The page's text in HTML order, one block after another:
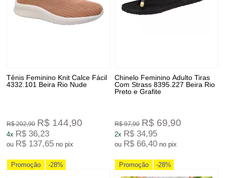
Tênis Feminino Knit Calce Fácil
4332.101 Beira Rio Nude
R$ 202,90 R$ 144,90
4x R$ 36,23
ou R$ 137,65 no pix
Chinelo Feminino Adulto Tiras
Com Strass 8395.227 Beira Rio
Preto e Grafite
R$ 97,90 R$ 69,90
2x R$ 34,95
ou R$ 66,40 no pix
Promoção -28% Promoção -28%